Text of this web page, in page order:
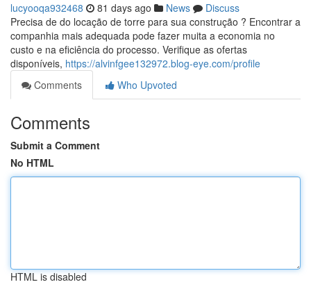
lucyooqa932468 81 days ago News
Discuss
Precisa de do locação de torre para sua construção ? Encontrar a
companhia mais adequada pode fazer muita a economia no
custo e na eficiência do processo. Verifique as ofertas
disponíveis, https://alvinfgee132972.blog-eye.com/profile
Comments
Who Upvoted
Comments
Submit a Comment
No HTML
HTML is disabled